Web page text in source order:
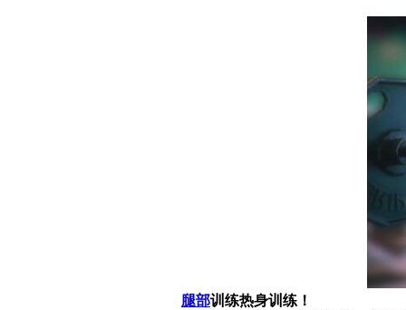
腿部训练热身训练！